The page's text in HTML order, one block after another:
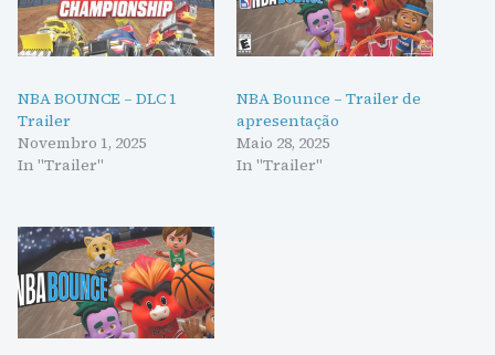
NBA BOUNCE – DLC 1
Trailer
Novembro 1, 2025
In "Trailer"
NBA Bounce – Trailer de
apresentação
Maio 28, 2025
In "Trailer"